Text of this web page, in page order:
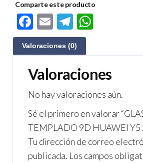
Comparte este producto
F
ac
e
b
o
o
k
E
m
ail
Te
le
gr
a
m
s
A
p
p
Valoraciones (0)
Valoraciones
No hay valoraciones aún.
Sé el primero en valorar
TEMPLADO 9D HUAWEI Y5
Tu dirección de correo
publicada. Los campos